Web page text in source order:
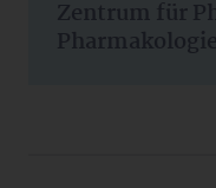
Zentrum für
Pharmakologie